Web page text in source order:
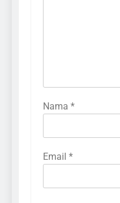
Nama *
Email *